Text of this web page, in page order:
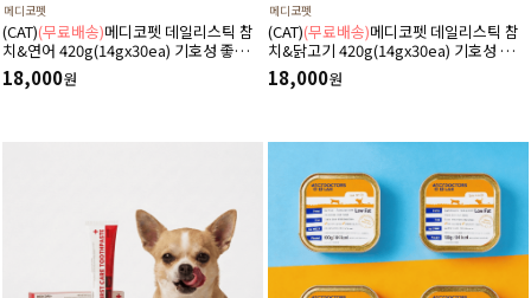
메디코펫
(CAT)(무료배송)메디코펫 데일리스틱 참
치&연어 420g(14gx30ea) 기호성 좋은
저나트륨 하루 종합 영양제 츄르
18,000원
메디코펫
(CAT)(무료배송)메디코펫 데일리스틱 참
치&닭고기 420g(14gx30ea) 기호성 좋은
저나트륨 하루 종합 영양제 츄르
18,000원